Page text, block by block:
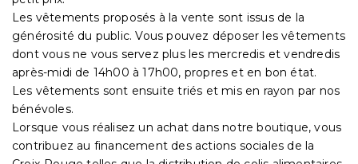
Les vêtements proposés à la vente sont issus de la
générosité du public. Vous pouvez déposer les vêtements
dont vous ne vous servez plus les mercredis et vendredis
après-midi de 14h00 à 17h00, propres et en bon état.
Les vêtements sont ensuite triés et mis en rayon par nos
bénévoles.
Lorsque vous réalisez un achat dans notre boutique, vous
contribuez au financement des actions sociales de la